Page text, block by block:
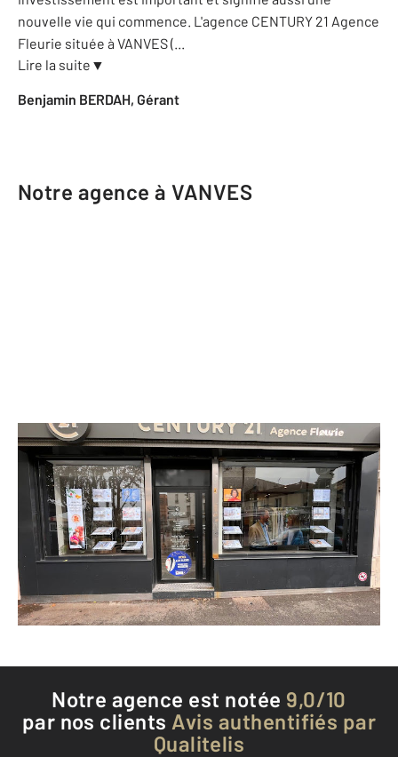
nouvelle vie qui commence. L'agence CENTURY 21 Agence
Fleurie située à VANVES (
Lire la suite ▼
Benjamin BERDAH, Gérant
Notre agence à VANVES
CENTURY 21 Agence Fleurie
28 rue Jean Jaurès
VANVES - 92170
Envoyer un message
Téléphoner à l'agence
Notre agence est notée 9,0/10
par nos clients Avis authentifiés par
Qualitelis